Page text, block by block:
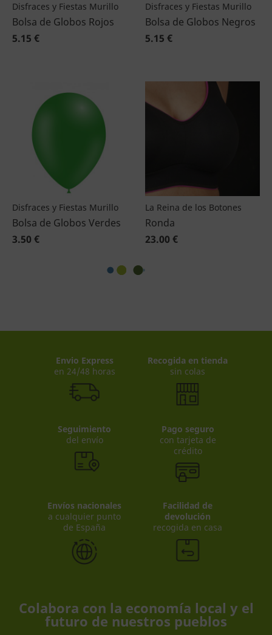
Disfraces y Fiestas Murillo
Bolsa de Globos Rojos
5.15 €
Disfraces y Fiestas Murillo
Bolsa de Globos Negros
5.15 €
Disfraces y Fiestas Murillo
Bolsa de Globos Verdes
3.50 €
La Reina de los Botones
Ronda
23.00 €
Envio Express
en 24/48 horas
Recogida en tienda
sin colas
Seguimiento
del envío
Pago seguro
con tarjeta de
crédito
Envíos nacionales
a cualquier punto
de España
Facilidad de
devolución
recogida en casa
Colabora con la economía local y el
futuro de nuestros pueblos